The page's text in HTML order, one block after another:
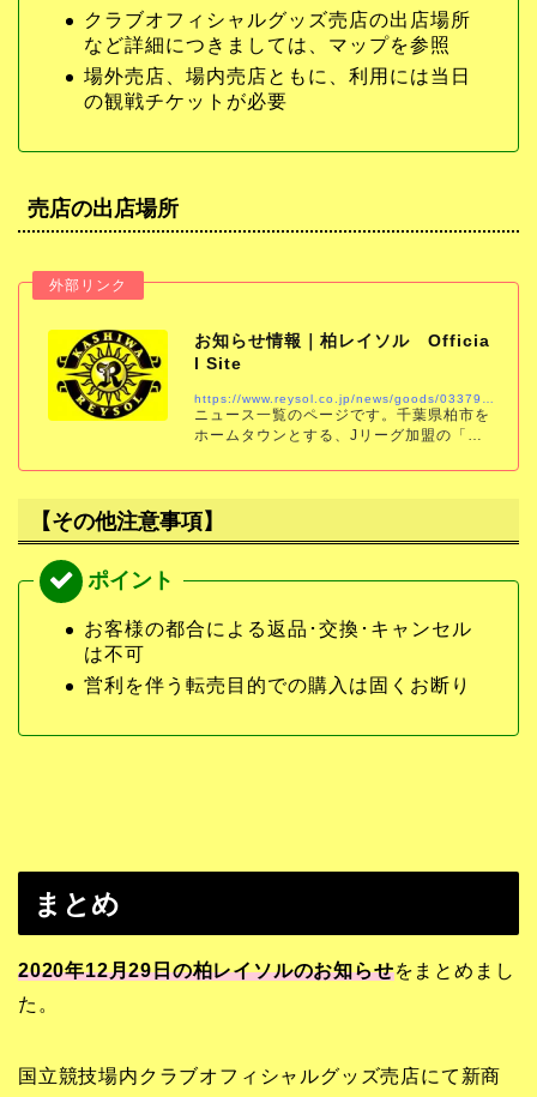
クラブオフィシャルグッズ売店の出店場所
など詳細につきましては、マップを参照
場外売店、場内売店ともに、利用には当日
の観戦チケットが必要
売店の出店場所
お知らせ情報｜柏レイソル Officia
l Site
https://www.reysol.co.jp/news/goods/033791.html
ニュース一覧のページです。千葉県柏市を
ホームタウンとする、Jリーグ加盟の「柏
スケジュール、チケット、チーム情報をい
【その他注意事項】
お客様の都合による返品･交換･キャンセル
は不可
営利を伴う転売目的での購入は固くお断り
まとめ
2020年12月29日の柏レイソルのお知らせをまとめまし
た。
国立競技場内クラブオフィシャルグッズ売店にて新商